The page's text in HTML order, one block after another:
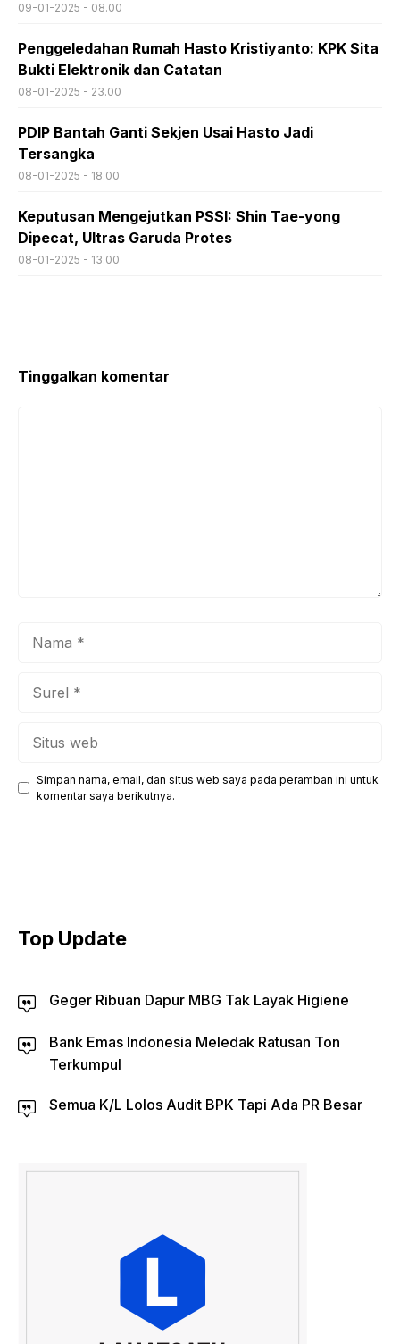
09-01-2025 - 08.00
Penggeledahan Rumah Hasto Kristiyanto: KPK Sita
Bukti Elektronik dan Catatan
08-01-2025 - 23.00
PDIP Bantah Ganti Sekjen Usai Hasto Jadi
Tersangka
08-01-2025 - 18.00
Keputusan Mengejutkan PSSI: Shin Tae-yong
Dipecat, Ultras Garuda Protes
08-01-2025 - 13.00
Tinggalkan komentar
Simpan nama, email, dan situs web saya pada peramban ini untuk
komentar saya berikutnya.
Top Update
Geger Ribuan Dapur MBG Tak Layak Higiene
Bank Emas Indonesia Meledak Ratusan Ton
Terkumpul
Semua K/L Lolos Audit BPK Tapi Ada PR Besar